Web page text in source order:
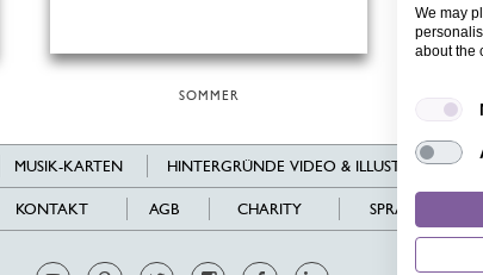
SOMMER
MUSIK-KARTEN HINTERGRÜNDE VIDEO & ILLUSTRATIONEN
KONTAKT AGB CHARITY SPRACHEN
We may
about the